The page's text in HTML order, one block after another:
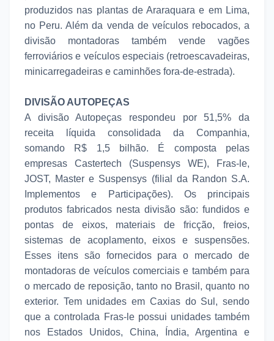
produzidos nas plantas de Araraquara e em Lima,
no Peru. Além da venda de veículos rebocados, a
divisão montadoras também vende vagões
ferroviários e veículos especiais (retroescavadeiras,
minicarregadeiras e caminhões fora-de-estrada).
DIVISÃO AUTOPEÇAS
A divisão Autopeças respondeu por 51,5% da
receita líquida consolidada da Companhia,
somando R$ 1,5 bilhão. É composta pelas
empresas Castertech (Suspensys WE), Fras-le,
JOST, Master e Suspensys (filial da Randon S.A.
Implementos e Participações). Os principais
produtos fabricados nesta divisão são: fundidos e
pontas de eixos, materiais de fricção, freios,
sistemas de acoplamento, eixos e suspensões.
Esses itens são fornecidos para o mercado de
montadoras de veículos comerciais e também para
o mercado de reposição, tanto no Brasil, quanto no
exterior. Tem unidades em Caxias do Sul, sendo
que a controlada Fras-le possui unidades também
nos Estados Unidos, China, Índia, Argentina e